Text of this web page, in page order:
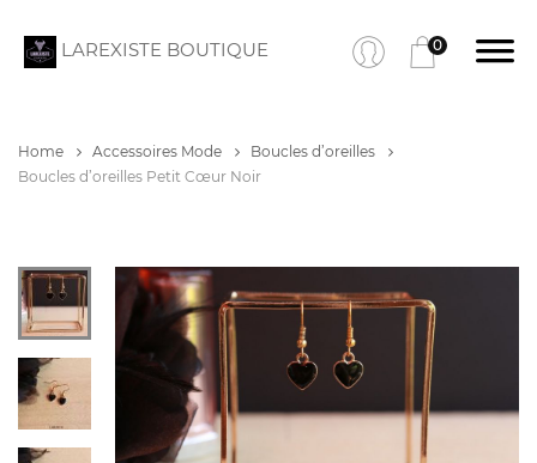
LAREXISTE BOUTIQUE 0
Home Accessoires Mode
Boucles d’oreilles
Boucles d’oreilles Petit Cœur Noir